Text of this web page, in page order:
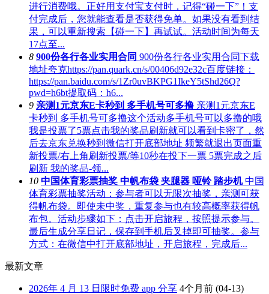
进行消费哦。正好用支付宝支付时，记得“碰一下”！支
付完成后，您就能查看是否获得免单。如果没有看到结
果，可以重新搜索【碰一下】再试试。活动时间为每天
17点至...
8 900份各行各业实用合同 900份各行各业实用合同下载
地址夸克https://pan.quark.cn/s/00406d92e32c百度链接：
https://pan.baidu.com/s/1Zr0uvBKPG1IkeY5tShd26Q?
pwd=h6bt提取码：h6...
9 亲测1元京东E卡秒到 多手机号可多撸 亲测1元京东E
卡秒到 多手机号可多撸这个活动多手机号可以多撸的哦
我是投票了5票点击我的奖品刷新就可以看到卡密了，然
后去京东兑换秒到微信打开底部地址 频繁就退出页面重
新投票/右上角刷新投票/等10秒在投下一票 5票完成之后
刷新 我的奖品-领...
10 中国体育彩票抽奖 中帆布袋 夹腿器 哑铃 踏步机 中国
体育彩票抽奖活动：参与者可以无限次抽奖，亲测可获
得帆布袋。即使未中奖，重复参与也有较高概率获得帆
布包。活动步骤如下：点击开启旅程，按照提示参与。
最后生成分享日记，保存到手机后叉掉即可抽奖。参与
方式：在微信中打开底部地址，开启旅程，完成后...
最新文章
2026年 4 月 13 日限时免费 app 分享 4个月前 (04-13)